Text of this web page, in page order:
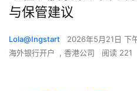
与保管建议
Lola@Ingstart 2026年5月21日 下
海外银行开户
, 香港公司 阅读 221